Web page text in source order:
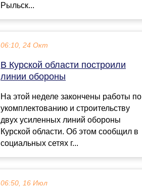
Рыльск...
06:10, 24 Окт
В Курской области построили
линии обороны
На этой неделе закончены работы по
укомплектованию и строительству
двух усиленных линий обороны
Курской области. Об этом сообщил в
социальных сетях г...
06:50, 16 Июл